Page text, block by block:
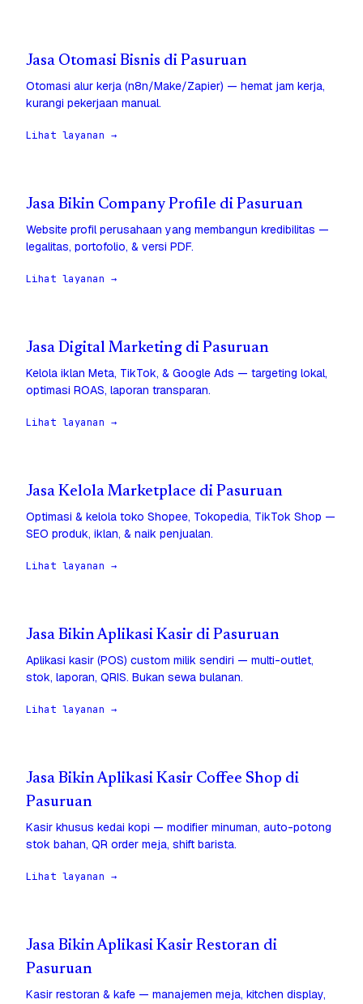
Jasa Otomasi Bisnis di Pasuruan
Otomasi alur kerja (n8n/Make/Zapier) — hemat jam kerja,
kurangi pekerjaan manual.
Lihat layanan →
Jasa Bikin Company Profile di Pasuruan
Website profil perusahaan yang membangun kredibilitas —
legalitas, portofolio, & versi PDF.
Lihat layanan →
Jasa Digital Marketing di Pasuruan
Kelola iklan Meta, TikTok, & Google Ads — targeting lokal,
optimasi ROAS, laporan transparan.
Lihat layanan →
Jasa Kelola Marketplace di Pasuruan
Optimasi & kelola toko Shopee, Tokopedia, TikTok Shop —
SEO produk, iklan, & naik penjualan.
Lihat layanan →
Jasa Bikin Aplikasi Kasir di Pasuruan
Aplikasi kasir (POS) custom milik sendiri — multi-outlet,
stok, laporan, QRIS. Bukan sewa bulanan.
Lihat layanan →
Jasa Bikin Aplikasi Kasir Coffee Shop di
Pasuruan
Kasir khusus kedai kopi — modifier minuman, auto-potong
stok bahan, QR order meja, shift barista.
Lihat layanan →
Jasa Bikin Aplikasi Kasir Restoran di
Pasuruan
Kasir restoran & kafe — manajemen meja, kitchen display,